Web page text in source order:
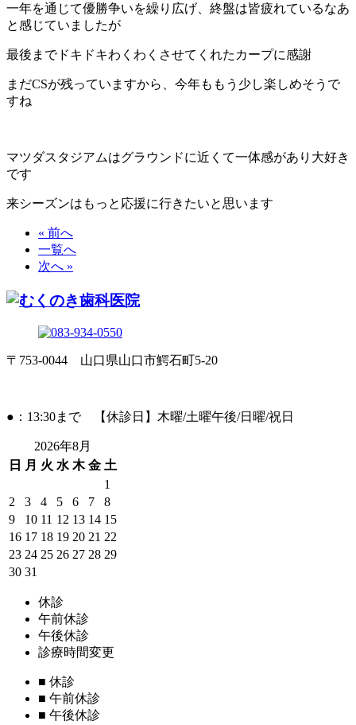
一年を通じて優勝争いを繰り広げ、終盤は皆疲れているなあ
と感じていましたが
最後までドキドキわくわくさせてくれたカープに感謝
まだCSが残っていますから、今年ももう少し楽しめそうで
すね
マツダスタジアムはグラウンドに近くて一体感があり大好き
です
来シーズンはもっと応援に行きたいと思います
« 前へ
一覧へ
次へ »
〒753-0044 山口県山口市鰐石町5-20
●：13:30まで 【休診日】木曜/土曜午後/日曜/祝日
2026年8月
日
月 火 水 木 金 土
1
2
3 4 5 6 7
8
9
10 11 12 13 14 15
16 17 18 19 20 21 22
23 24 25 26 27 28 29
30 31
休診
午前休診
午後休診
診療時間変更
■ 休診
■ 午前休診
■ 午後休診